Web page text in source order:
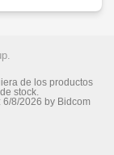
de los productos
stock.
6/8/2026 by Bidcom